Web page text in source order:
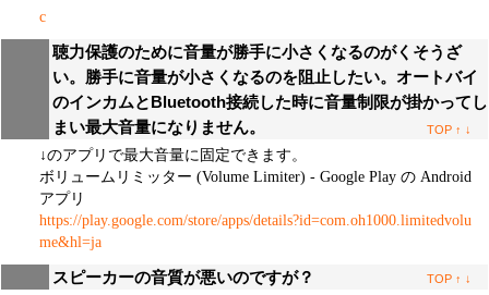
c
聴力保護のために音量が勝手に小さくなるのがくそうざ
い。勝手に音量が小さくなるのを阻止したい。オートバイ
のインカムとBluetooth接続した時に音量制限が掛かってし
まい最大音量になりません。
TOP ↑ ↓
↓のアプリで最大音量に固定できます。
ボリュームリミッター (Volume Limiter) - Google Play の Android
アプリ
https://play.google.com/store/apps/details?id=com.oh1000.limitedvolu
me&hl=ja
スピーカーの音質が悪いのですが？ TOP ↑ ↓